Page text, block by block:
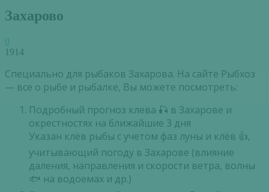
Захарово
0
1914
Специально для рыбаков Захарова. На сайте Рыбхоз
— все о рыбе и рыбалке, Вы можете посмотреть:
Подробный прогноз клева 🎣 в Захарове и
окрестностях на ближайшие 3 дня
Указан клёв рыбы с учетом фаз луны и клёв 👍,
учитывающий погоду в Захарове (влияние
даления, направления и скорости ветра, волны
🐟 на водоемах и др.)